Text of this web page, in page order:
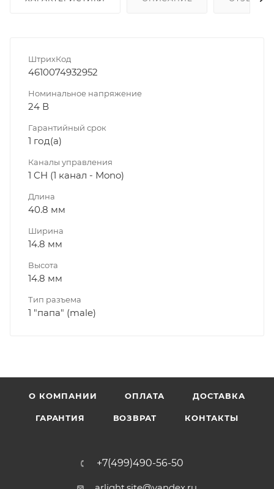
ШтрихКод
4610074932952
Номинальное напряжение
24 В
Гарантийный срок
1 год(а)
Каналы управления
1 CH (1 канал - Mono)
Длина
40.8 мм
Ширина
14.8 мм
Высота
14.8 мм
Тип разъема
1 "папа" (male)
О КОМПАНИИ ОПЛАТА ДОСТАВКА
ГАРАНТИЯ ВОЗВРАТ КОНТАКТЫ
+7(499)490-56-50